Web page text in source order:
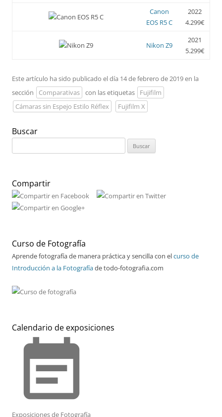
Canon
EOS R5 C
2022
4.299€
Nikon Z9
2021
5.299€
Este artículo ha sido publicado el día 14 de febrero de 2019 en la
sección
Comparativas con las etiquetas
Fujifilm
Cámaras sin Espejo Estilo Réflex
Fujifilm X
Buscar
Compartir
Curso de Fotografía
Aprende fotografía de manera práctica y sencilla con elcurso de
Introducción a la Fotografíade todo-fotografia.com
Calendario de exposiciones
event_note
Exposiciones de Fotografía